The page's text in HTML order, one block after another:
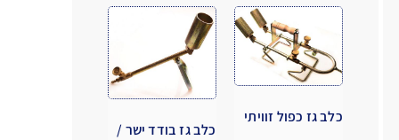
כלב גז כפול זוויתי
כלב גז בודד ישר /